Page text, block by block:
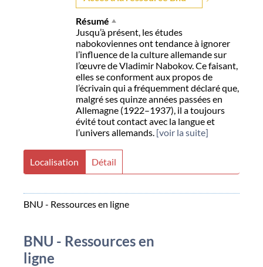
Résumé
Jusqu’à présent, les études
nabokoviennes ont tendance à ignorer
l’influence de la culture allemande sur
l’œuvre de Vladimir Nabokov. Ce faisant,
elles se conforment aux propos de
l’écrivain qui a fréquemment déclaré que,
malgré ses quinze années passées en
Allemagne (1922–1937), il a toujours
évité tout contact avec la langue et
l’univers allemands. [voir la suite]
Localisation Détail
BNU - Ressources en ligne
BNU - Ressources en
ligne